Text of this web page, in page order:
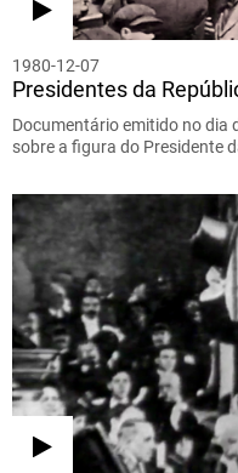
1980-12-07
Presidentes da
Documentário emitido no dia
sobre a figura do Presidente